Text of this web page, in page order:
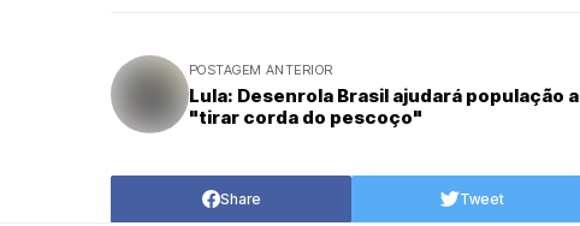
POSTAGEM ANTERIOR
Lula: Desenrola Brasil ajudará população a
"tirar corda do pescoço"
Share Tweet